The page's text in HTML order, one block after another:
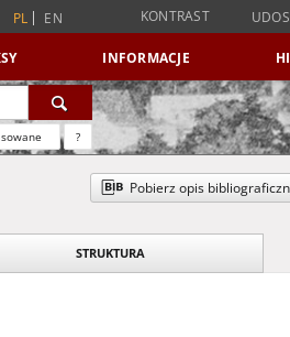
PL EN KONTRAST
INFORMACJE
?
Pobierz opis
STRUKTURA